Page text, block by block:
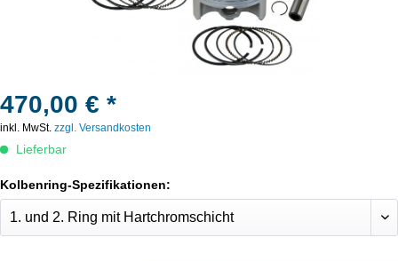
470,00 € *
inkl. MwSt. zzgl. Versandkosten
Lieferbar
Kolbenring-Spezifikationen: